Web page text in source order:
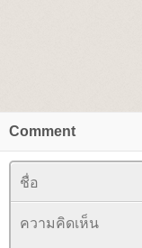
Comment